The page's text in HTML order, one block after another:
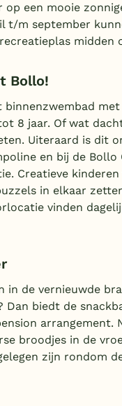
een mooie
t/m september
midden
Bollo!
8 jaar. Of wat
Uiteraard is dit
en bij de Bollo
Creatieve
in elkaar
vinden
de vernieuwde
biedt de
arrangement.
broodjes in de
zijn rondom